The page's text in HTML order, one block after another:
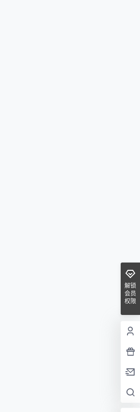
解锁
会员
权限